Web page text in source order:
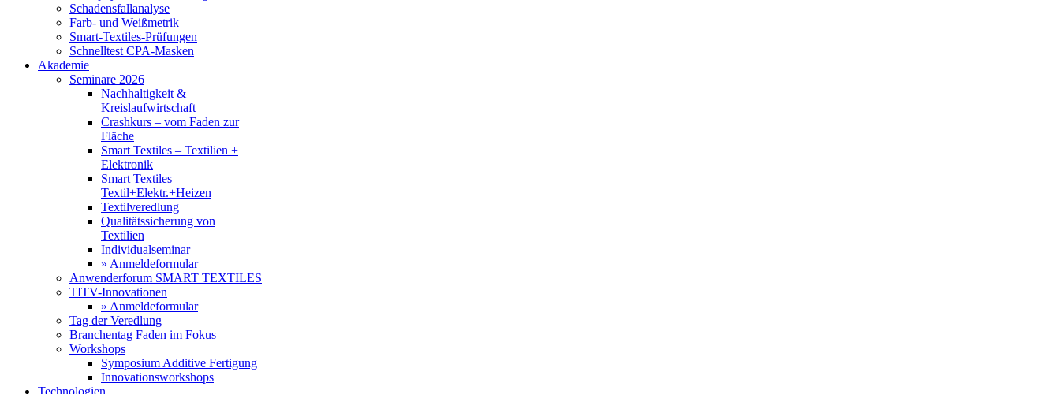
Schadensfallanalyse
Farb- und Weißmetrik
Smart-Textiles-Prüfungen
Schnelltest CPA-Masken
Akademie
Seminare 2026
Nachhaltigkeit &
Kreislaufwirtschaft
Crashkurs – vom Faden zur
Fläche
Smart Textiles – Textilien +
Elektronik
Smart Textiles –
Textil+Elektr.+Heizen
Textilveredlung
Qualitätssicherung von
Textilien
Individualseminar
» Anmeldeformular
Anwenderforum SMART TEXTILES
TITV-Innovationen
» Anmeldeformular
Tag der Veredlung
Branchentag Faden im Fokus
Workshops
Symposium Additive Fertigung
Innovationsworkshops
Technologien